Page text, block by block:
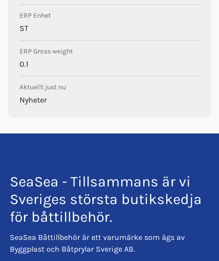
ERP Enhet
ST
ERP Gross weight
0.1
Aktuellt just nu
Nyheter
SeaSea - Tillsammans är vi
Sveriges största butikskedja
för båttillbehör.
SeaSea Båttillbehör är ett varumärke som ägs av
Byggplast och Båtprylar Sverige AB.